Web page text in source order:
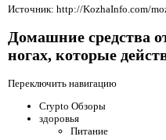
Источник: http://KozhaInfo.com/
Домашние средства
ногах, которые
Переключить навигацию
Crypto Обзоры
здоровья
Питание